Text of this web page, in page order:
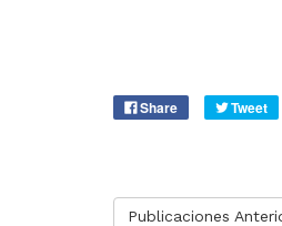
Share Tweet
Publicaciones